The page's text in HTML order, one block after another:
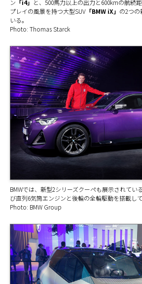
ン 「i4」 と、500馬力以上の出力と600kmの航続
プレイの風景を持つ大型SUV 「BMW iX」 の2つ
いる。
Photo: Thomas Starck
BMWでは、新型2シリーズクーペも展示されている
び直列6気筒エンジンと後輪の全輪駆動を搭載して
Photo: BMW Group